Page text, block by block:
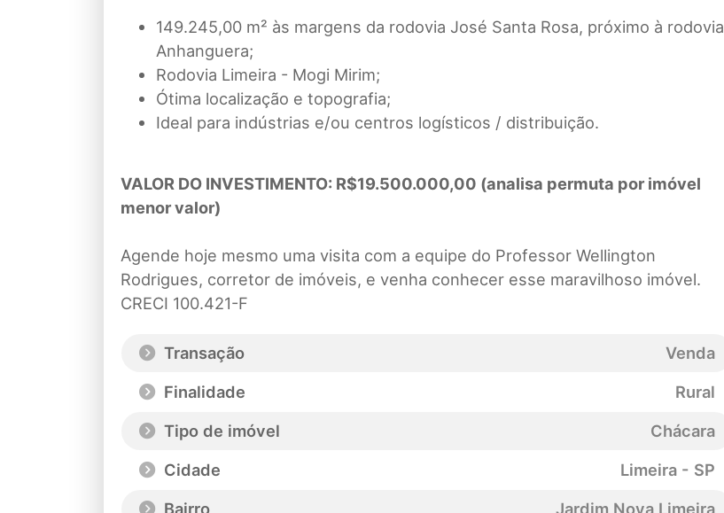
149.245,00 m² às margens da rodovia José Santa Rosa, próximo à rodovia
Anhanguera;
Rodovia Limeira - Mogi Mirim;
Ótima localização e topografia;
Ideal para indústrias e/ou centros logísticos / distribuição.
VALOR DO INVESTIMENTO: R$19.500.000,00 (analisa permuta por imóvel
menor valor)
Agende hoje mesmo uma visita com a equipe do Professor Wellington
Rodrigues, corretor de imóveis, e venha conhecer esse maravilhoso imóvel.
CRECI 100.421-F
Transação
Venda
Finalidade
Rural
Tipo de imóvel
Chácara
Cidade
Limeira - SP
Bairro
Jardim Nova Limeira